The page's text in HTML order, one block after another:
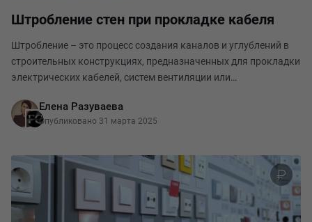
Штробление стен при прокладке кабеля
Штробление – это процесс создания каналов и углублений в
строительных конструкциях, предназначенных для прокладки
электрических кабелей, систем вентиляции или
штробления имеют решающее значение для безопасн
Елена Разуваева
Опубликовано 31 марта 2025